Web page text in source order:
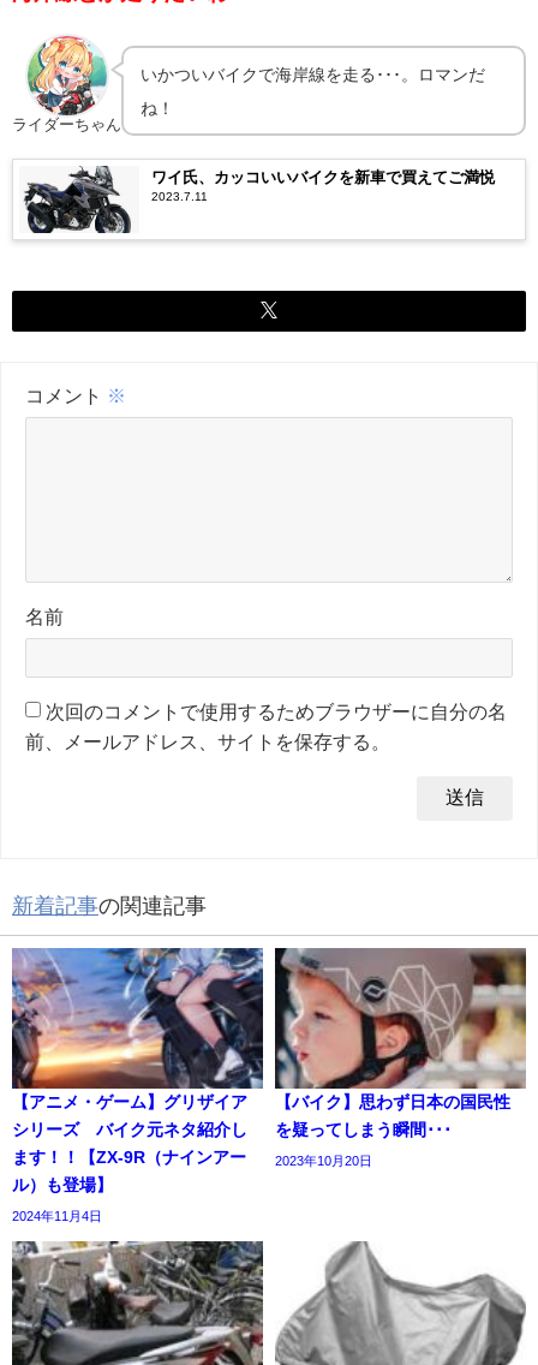
ライダーちゃん
いかついバイクで海岸線を走る･･･。ロマンだ
ね！
ワイ氏、カッコいいバイクを新車で買えてご満悦
2023.7.11
コメント ※
名前
次回のコメントで使用するためブラウザーに自分の名
前、メールアドレス、サイトを保存する。
新着記事の関連記事
【アニメ・ゲーム】グリザイア
シリーズ バイク元ネタ紹介し
ます！！【ZX-9R（ナインアー
ル）も登場】
2024年11月4日
【バイク】思わず日本の国民性
を疑ってしまう瞬間･･･
2023年10月20日